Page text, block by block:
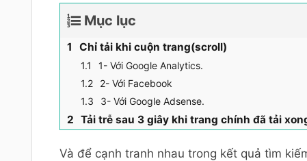
Mục lục
Chỉ tải khi cuộn trang(scroll)
1- Với Google Analytics.
2- Với Facebook
3- Với Google Adsense.
Tải trễ sau 3 giây khi trang chính đã tải
Và để cạnh tranh nhau trong kết quả tìm